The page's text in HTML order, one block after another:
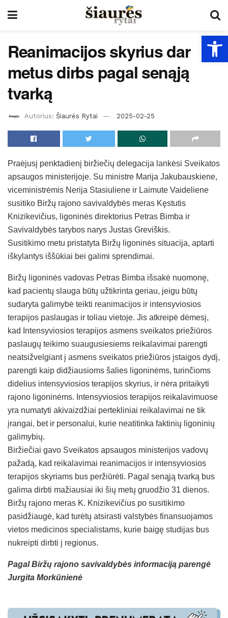
Reanimacijos skyrius dar
metus dirbs pagal senąją
tvarką
Autorius: Šiaurės Rytai 2025-02-25
Praėjusį penktadienį biržiečių delegacija lankėsi Sveikatos
apsaugos ministerijoje. Su ministre Marija Jakubauskiene,
viceministrėmis Nerija Stasiuliene ir Laimute Vaideliene
susitiko Biržų rajono savivaldybės meras Kęstutis
Knizikevičius, ligoninės direktorius Petras Bimba ir
Savivaldybės tarybos narys Justas Greviškis.
Susitikimo metu pristatyta Biržų ligoninės situacija, aptarti
iškylantys iššūkiai bei galimi sprendimai.
Biržų ligoninės vadovas Petras Bimba išsakė nuomonę,
kad pacientų slauga būtų užtikrinta geriau, jeigu būtų
sudaryta galimybė teikti reanimacijos ir intensyviosios
terapijos paslaugas ir toliau vietoje. Jis atkreipė dėmesį,
kad Intensyviosios terapijos asmens sveikatos priežiūros
paslaugų teikimo suaugusiesiems reikalavimai parengti
neatsižvelgiant į asmens sveikatos priežiūros įstaigos dydį,
parengti kaip didžiausioms šalies ligoninėms, turinčioms
didelius intensyviosios terapijos skyrius, ir nėra pritaikyti
rajono ligoninėms. Intensyviosios terapijos reikalavimuose
yra numatyti akivaizdžiai pertekliniai reikalavimai ne tik
įrangai, bet ir personalui, kurie neatitinka faktinių ligoninių
galimybių.
Biržiečiai gavo Sveikatos apsaugos ministerijos vadovų
pažadą, kad reikalavimai reanimacijos ir intensyviosios
terapijos skyriams bus peržiūrėti. Pagal senąją tvarką bus
galima dirbti mažiausiai iki šių metų gruodžio 31 dienos.
Biržų rajono meras K. Knizikevičius po susitikimo
pasidžiaugė, kad turėtų atsirasti valstybės finansuojamos
vietos medicinos specialistams, kurie baigę studijas bus
nukreipti dirbti į regionus.
Pagal Biržų rajono savivaldybės informaciją parengė
Jurgita Morkūnienė